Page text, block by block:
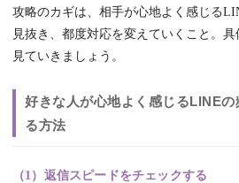
攻略のカギは、相手が心地よく感じる
見抜き、都度対応を変えていくこと。
見ていきましょう。
好きな人が心地よく感じるLINE
る方法
（1）返信スピードをチェックする